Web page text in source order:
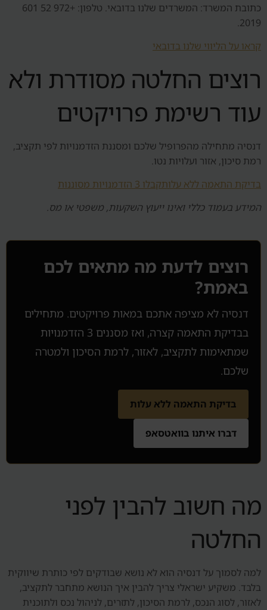
כתובת המשרד: המשרדים שלנו בדובאי. טלפון: +972 52 601
2019.
קראו על הליווי שלנו בדובאי
רוצים החלטה מסודרת ולא
עוד רשימת פרויקטים
דנסיה מתחילה מהפרופיל שלכם ומסננת הזדמנויות לפי תקציב,
רמת סיכון, אזור ועלויות נטו.
בדיקת התאמה ללא עלותקבלו 3 הזדמנויות מסוננות
המידע בעמוד כללי ואינו ייעוץ השקעות, משפטי או מס.
רוצים לדעת מה מתאים לכם
באמת?
דנסיה לא מציפה אתכם במאות פרויקטים. מתחילים
בבדיקת התאמה קצרה, ואז מסננים 3 הזדמנויות
שמתאימות לתקציב, לאזור, לרמת הסיכון ולמטרה
שלכם.
בדיקת התאמה ללא עלות
דברו איתנו בוואטסאפ
מה חשוב להבין לפני
החלטה
למה לסמוך על דנסיה הוא לא נושא שבודקים לפי כותרת שיווקית
בלבד. משקיע ישראלי צריך להבין איך הנושא מתחבר לתקציב,
לאזור, לסוג הנכס, לרמת הסיכון, לתזרים, לניהול נכס ולתוכנית